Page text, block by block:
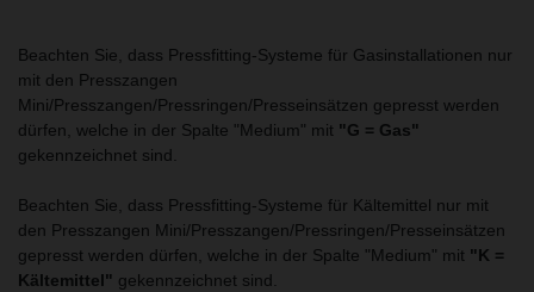
Beachten Sie, dass Pressfitting-Systeme für Gasinstallationen nur
mit den Presszangen
Mini/Presszangen/Pressringen/Presseinsätzen gepresst werden
dürfen, welche in der Spalte "Medium" mit "G = Gas"
gekennzeichnet sind.
Beachten Sie, dass Pressfitting-Systeme für Kältemittel nur mit
den Presszangen Mini/Presszangen/Pressringen/Presseinsätzen
gepresst werden dürfen, welche in der Spalte "Medium" mit "K =
Kältemittel" gekennzeichnet sind.